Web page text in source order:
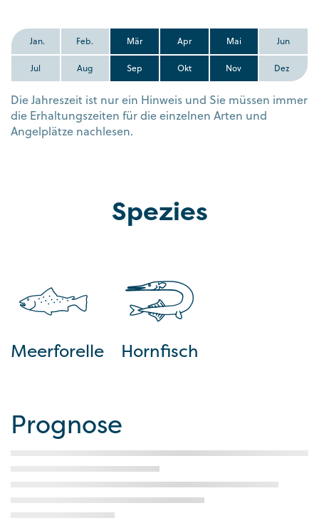
Jan. Feb. Mär Apr Mai Jun
Jul Aug Sep Okt Nov Dez
Die Jahreszeit ist nur ein Hinweis und Sie müssen immer
die Erhaltungszeiten für die einzelnen Arten und
Angelplätze nachlesen.
Spezies
Meerforelle Hornfisch
Prognose